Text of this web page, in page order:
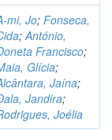
mi, Jo; Fonseca,
;António,
Francisco;
Glícia;
Jaína;
Jandira;
Joélia